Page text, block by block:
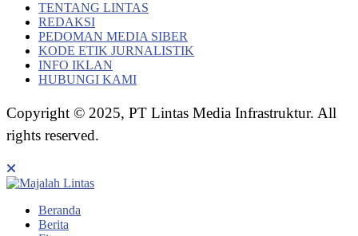
TENTANG LINTAS
REDAKSI
PEDOMAN MEDIA SIBER
KODE ETIK JURNALISTIK
INFO IKLAN
HUBUNGI KAMI
Copyright © 2025, PT Lintas Media Infrastruktur. All
rights reserved.
Beranda
Berita